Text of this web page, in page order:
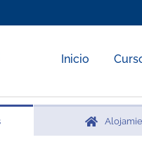
Inicio